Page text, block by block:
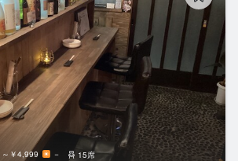
～￥4,999 － 15席